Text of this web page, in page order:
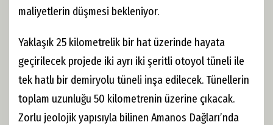
maliyetlerin düşmesi bekleniyor.
Yaklaşık 25 kilometrelik bir hat üzerinde hayata
geçirilecek projede iki ayrı iki şeritli otoyol tüneli ile
tek hatlı bir demiryolu tüneli inşa edilecek. Tünellerin
toplam uzunluğu 50 kilometrenin üzerine çıkacak.
Zorlu jeolojik yapısıyla bilinen Amanos Dağları’nda